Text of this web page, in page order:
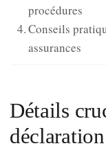
procédures
Conseils
assurances
Détails